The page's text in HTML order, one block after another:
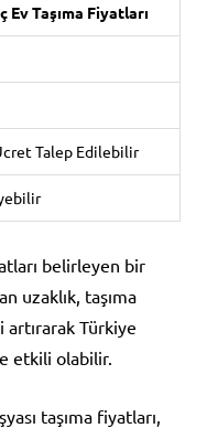
Taşıma Fiyatları
Talep Edilebilir
belirleyen bir
uzaklık, taşıma
artırarak Türkiye
etkili olabilir.
taşıma fiyatları,